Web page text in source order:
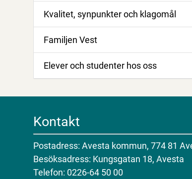
Kvalitet, synpunkter och klagomål
Familjen Vest
Elever och studenter hos oss
Kontakt
Postadress: Avesta kommun, 774 81
Besöksadress: Kungsgatan 18, Avesta
Telefon: 0226-64 50 00